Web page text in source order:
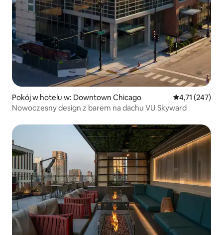
Pokój w hotelu w: Downtown Chicago Średnia
4,71 (247)
Nowoczesny design z barem na dachu VU Skyward